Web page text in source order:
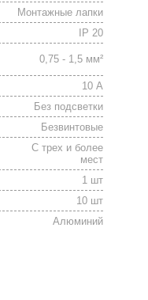
Монтажные лапки
IP 20
0,75 - 1,5 мм²
10 А
Без подсветки
Безвинтовые
С трех и более
мест
1 шт
10 шт
Алюминий